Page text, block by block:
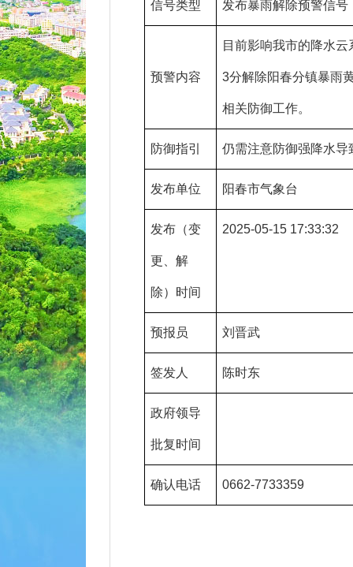
信号类型 发布暴雨解除预警信号
预警内容
目前影响我市的降水
3分解除阳春分镇暴雨
相关防御工作。
防御指引 仍需注意防御强降水导
发布单位 阳春市气象台
发布（变
更、解
除）时间
2025-05-15 17:33:32
预报员 刘晋武
签发人 陈时东
政府领导
批复时间
确认电话 0662-7733359